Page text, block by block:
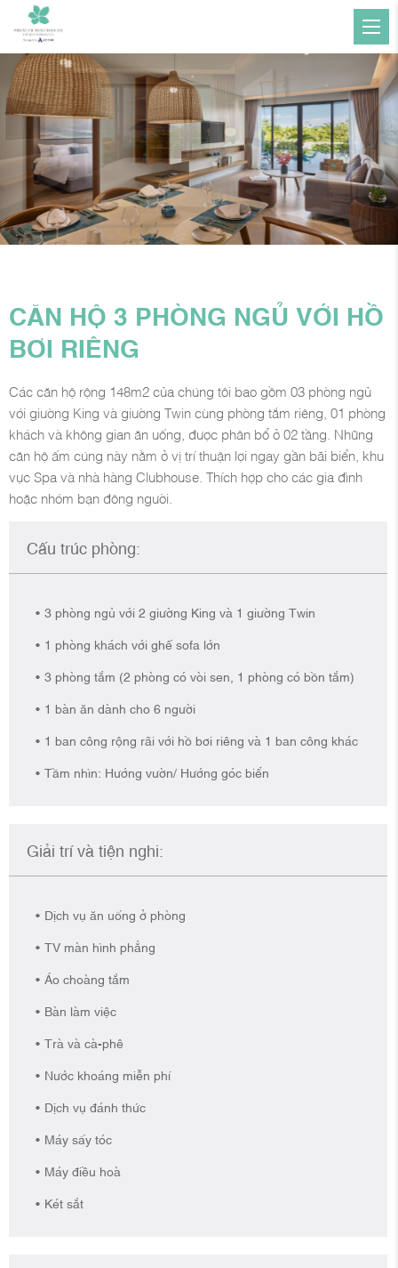
CĂN HỘ 3 PHÒNG NGỦ VỚI HỒ
BƠI RIÊNG
Các căn hộ rộng 148m2 của chúng tôi bao gồm 03 phòng ngủ
với giường King và giường Twin cùng phòng tắm riêng, 01 phòng
khách và không gian ăn uống, được phân bổ ở 02 tầng. Những
căn hộ ấm cúng này nằm ở vị trí thuận lợi ngay gần bãi biển, khu
vực Spa và nhà hàng Clubhouse. Thích hợp cho các gia đình
hoặc nhóm bạn đông người.
Cấu trúc phòng:
3 phòng ngủ với 2 giường King và 1 giường Twin
1 phòng khách với ghế sofa lớn
3 phòng tắm (2 phòng có vòi sen, 1 phòng có bồn tắm)
1 bàn ăn dành cho 6 người
1 ban công rộng rãi với hồ bơi riêng và 1 ban công khác
Tầm nhìn: Hướng vườn/ Hướng góc biển
Giải trí và tiện nghi:
Dịch vụ ăn uống ở phòng
TV màn hình phẳng
Áo choàng tắm
Bàn làm việc
Trà và cà-phê
Nước khoáng miễn phí
Dịch vụ đánh thức
Máy sấy tóc
Máy điều hoà
Két sắt